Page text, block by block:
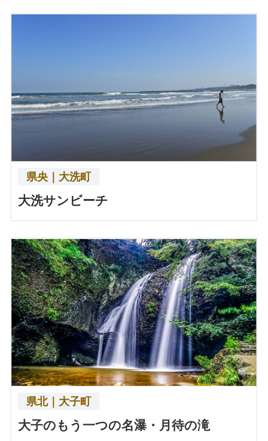
県央｜大洗町
大洗サンビーチ
県北｜大子町
大子のもう一つの名瀑・月待の滝